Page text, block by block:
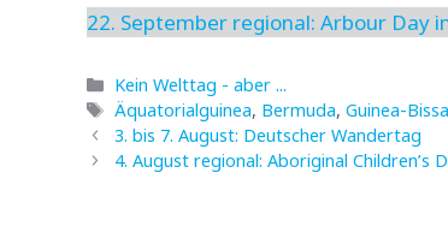
22. September regional: Arbour Day
Kategorien
Kein Welttag - aber ...
Schlagwörter
Äquatorialguinea, Bermuda,Guinea-
3. bis 7. August: Deutscher Wandertag
4. August regional: Aboriginal